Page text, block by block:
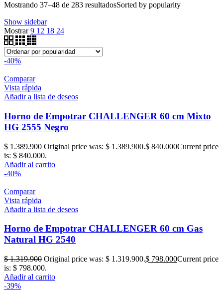
Mostrando 37–48 de 283 resultadosSorted by popularity
Show sidebar
Mostrar9 12 18 24
-40%
Comparar
Vista rápida
Añadir a lista de deseos
Horno de Empotrar CHALLENGER 60 cm Mixto
HG 2555 Negro
$1.389.900 Original price was: $ 1.389.900.$ 840.000Current price
is: $ 840.000.
Añadir al carrito
-40%
Comparar
Vista rápida
Añadir a lista de deseos
Horno de Empotrar CHALLENGER 60 cm Gas
Natural HG 2540
$1.319.900 Original price was: $ 1.319.900.$ 798.000Current price
is: $ 798.000.
Añadir al carrito
-39%